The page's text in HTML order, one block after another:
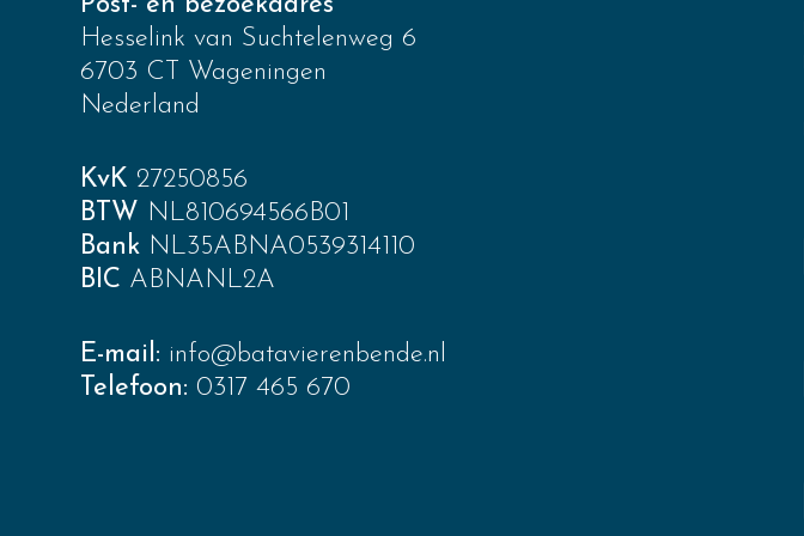
Post- en bezoekadres
Hesselink van Suchtelenweg 6
6703 CT Wageningen
Nederland
KvK 27250856
BTW NL810694566B01
Bank NL35ABNA0539314110
BIC ABNANL2A
E-mail: info@batavierenbende.nl
Telefoon: 0317 465 670